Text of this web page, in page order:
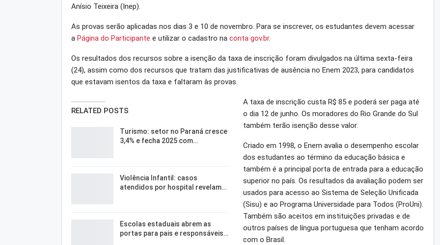
Anísio Teixeira (Inep).
As provas serão aplicadas nos dias 3 e 10 de novembro. Para se inscrever, os estudantes devem acessar
a Página do Participante e utilizar o cadastro na conta gov.br.
Os resultados dos recursos sobre a isenção da taxa de inscrição foram divulgados na última sexta-feira
(24), assim como dos recursos que tratam das justificativas de ausência no Enem 2023, para candidatos
que estavam isentos da taxa e faltaram às provas.
RELATED POSTS
Turismo: setor no Paraná cresce
3,4% e fecha 2025 com…
Violência Infantil: casos
atendidos por hospital revelam…
Escolas estaduais abrem as
portas para pais e responsáveis…
A taxa de inscrição custa R$ 85 e poderá ser paga até
o dia 12 de junho. Os moradores do Rio Grande do Sul
também terão isenção desse valor.
Criado em 1998, o Enem avalia o desempenho escolar
dos estudantes ao término da educação básica e
também é a principal porta de entrada para a educação
superior no país. Os resultados da avaliação podem ser
usados para acesso ao Sistema de Seleção Unificada
(Sisu) e ao Programa Universidade para Todos (ProUni).
Também são aceitos em instituições privadas e de
outros países de língua portuguesa que tenham acordo
com o Brasil.